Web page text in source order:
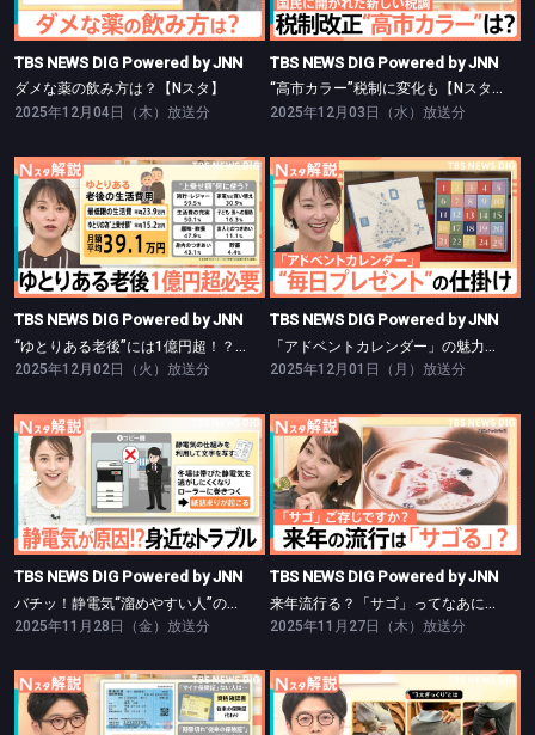
TBS NEWS DIG Powered by JNN
ダメな薬の飲み方は？【Nスタ】
2025年12月04日（木）放送分
TBS NEWS DIG Powered by JNN
“高市カラー”税制に変化も【Nスタ】
2025年12月03日（水）放送分
TBS NEWS DIG Powered by JNN
“ゆとりある老後”には1億円超！？【Nスタ】
TBS NEWS DIG Powered by JNN
“ゆとりある老後”には1億円超！？【Nスタ】
2025年12月02日（火）放送分
TBS NEWS DIG Powered by JNN
「アドベントカレンダー」の魅力【Nスタ】
TBS NEWS DIG Powered by JNN
「アドベントカレンダー」の魅力【Nスタ】
2025年12月01日（月）放送分
TBS NEWS DIG Powered by JNN
バチッ！静電気“溜めやすい人”の特徴は【Nスタ】
TBS NEWS DIG Powered by JNN
バチッ！静電気“溜めやすい人”の特徴は【Nスタ】
2025年11月28日（金）放送分
TBS NEWS DIG Powered by JNN
来年流行る？「サゴ」ってなあに？【Nスタ】
TBS NEWS DIG Powered by JNN
来年流行る？「サゴ」ってなあに？【Nスタ】
2025年11月27日（木）放送分